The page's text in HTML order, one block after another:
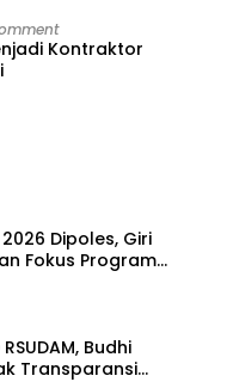
Kontraktor
Dipoles, Giri
Fokus Program
Budhi
Transparansi